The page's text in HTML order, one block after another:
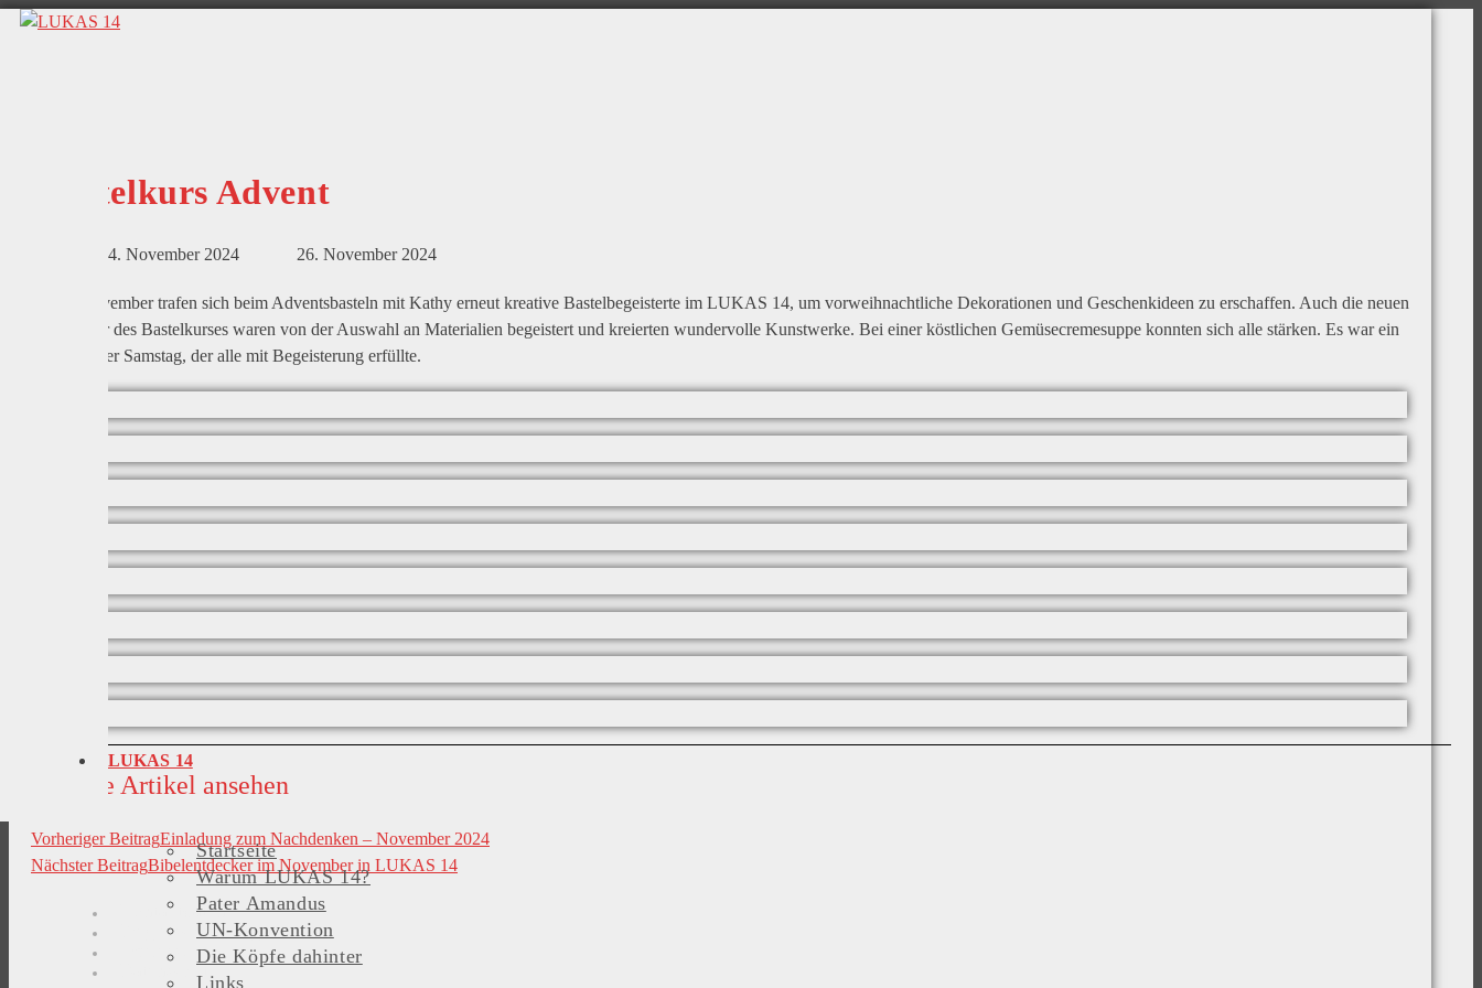
LUKAS 14
Startseite
Warum LUKAS 14?
Pater Amandus
UN-Konvention
Die Köpfe dahinter
Links
Bastelkurs Advent
4. November 2024 26. November 2024
Am 2. November trafen sich beim Adventsbasteln mit Kathy erneut kreative Bastelbegeisterte im LUKAS 14, um vorweihnachtliche Dekorationen und Geschenkideen zu erschaffen. Auch die neuen
Teilnehmer des Bastelkurses waren von der Auswahl an Materialien begeistert und kreierten wundervolle Kunstwerke. Bei einer köstlichen Gemüsecremesuppe konnten sich alle stärken. Es war ein
wunderbarer Samstag, der alle mit Begeisterung erfüllte.
Weitere Artikel ansehen
Vorheriger BeitragEinladung zum Nachdenken – November 2024
Nächster BeitragBibelentdecker im November in LUKAS 14
Kontaktdaten
Wegbeschreibung
Impressum
Datenschutz